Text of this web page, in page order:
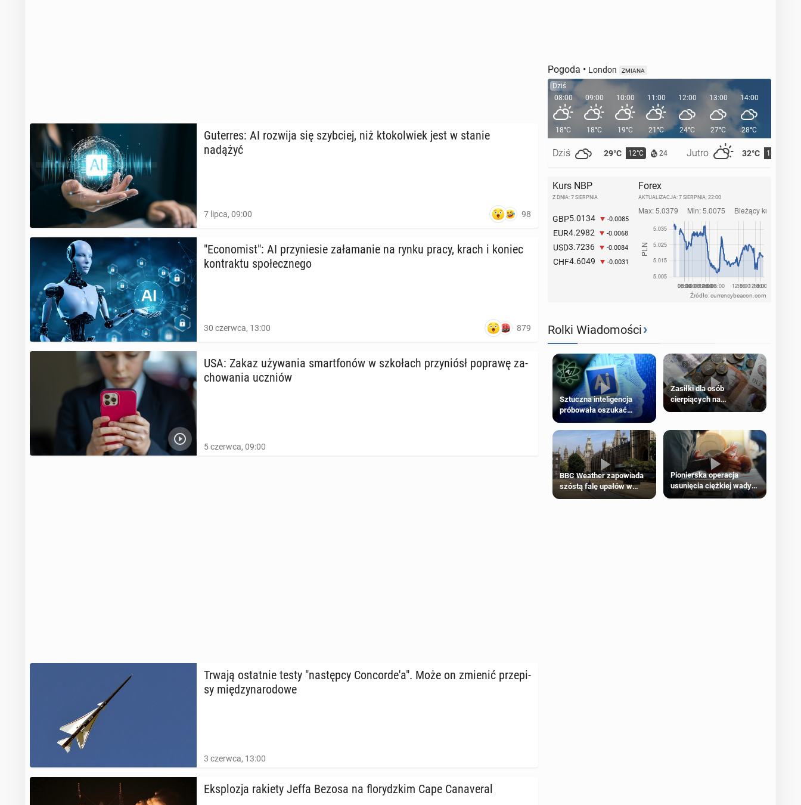
Gu­ter­res: AI rozwija się szyb­ciej, niż kto­kol­wiek jest w stanie
nadążyć
7 lipca, 09:00 98
"Eco­no­mist": AI przy­nie­sie za­ła­ma­nie na rynku pracy, krach i koniec
kon­trak­tu spo­łecz­ne­go
30 czerwca, 13:00 879
USA: Zakaz uży­wa­nia smart­fo­nów w szko­łach przy­niósł poprawę za­
cho­wa­nia uczniów
5 czerwca, 09:00
Trwają ostat­nie testy "na­stęp­cy Con­cor­de­'a". Może on zmienić prze­pi­
sy mię­dzy­na­ro­do­we
3 czerwca, 13:00
Eks­plo­zja rakiety Jeffa Bezosa na flo­rydz­kim Cape Ca­na­ve­ral
Pogoda • London ZMIANA
Dziś
08:00
18°C
Dziś 29°C 12°C 24 Jutro 32°C 14°C
09:00
18°C
10:00
19°C
11:00
21°C
12:00
24°C
13:00
27°C
14:00
28°C
Kurs NBP
Z DNIA: 7 SIERPNIA
GBP5.0134 -0.0085
EUR4.2982 -0.0068
USD3.7236 -0.0084
CHF4.6049 -0.0031
Forex
AKTUALIZACJA: 7 SIERPNIA, 22:00
Źródło: currencybeacon.com
Rolki Wiadomości›
Sztuczna inteligencja
próbowała oszukać
człowieka
Zasiłki dla osób
cierpiących na
schorzenia psychiczne
BBC Weather zapowiada
szóstą falę upałów w
Londynie
Pionierska operacja
usunięcia ciężkiej wady
wrodzonej płodu w łonie